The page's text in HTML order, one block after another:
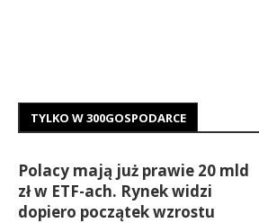
TYLKO W 300GOSPODARCE
Polacy mają już prawie 20 mld
zł w ETF-ach. Rynek widzi
dopiero początek wzrostu